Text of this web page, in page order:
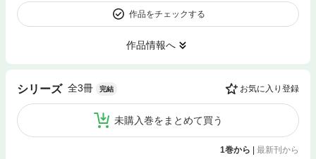
作品をチェックする
作品情報へ
シリーズ 全3冊 完結 お気に入り登録
未購入巻をまとめて買う
1巻から | 最新刊から